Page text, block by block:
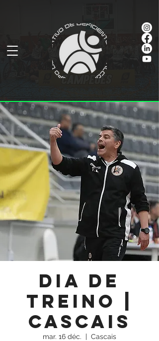
Dia de
Treino |
Cascais
mar. 16 déc.
  |
Cascais